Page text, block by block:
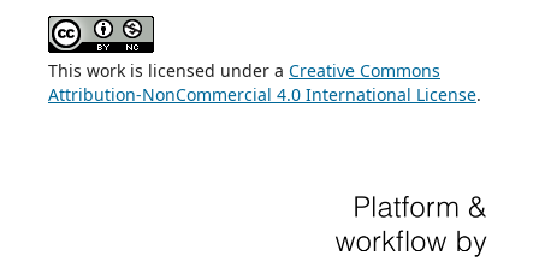
This work is licensed under a Creative Commons
Attribution-NonCommercial 4.0 International License.